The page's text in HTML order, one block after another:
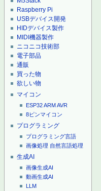
Raspberry Pi
USBデバイス開発
HIDデバイス製作
MIDI機器製作
ニコニコ技術部
電子部品
通販
買った物
欲しい物
マイコン
ESP32ARMAVR
8ピンマイコン
プログラミング
プログラミング言語
画像処理 自然言語処理
生成AI
画像生成AI
動画生成AI
LLM